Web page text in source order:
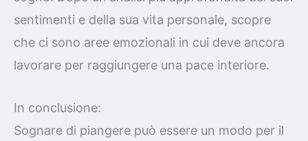
sentimenti e della sua vita personale, scopre
che ci sono aree emozionali in cui deve ancora
lavorare per raggiungere una pace interiore.
In conclusione:
Sognare di piangere può essere un modo per il